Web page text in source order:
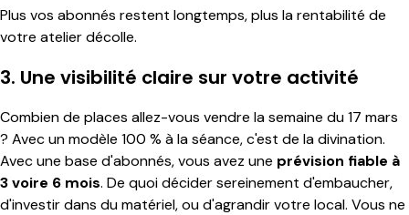
Plus vos abonnés restent longtemps, plus la rentabilité de
votre atelier décolle.
3. Une visibilité claire sur votre activité
Combien de places allez-vous vendre la semaine du 17 mars
? Avec un modèle 100 % à la séance, c'est de la divination.
Avec une base d'abonnés, vous avez une prévision fiable à
3 voire 6 mois. De quoi décider sereinement d'embaucher,
d'investir dans du matériel, ou d'agrandir votre local. Vous ne